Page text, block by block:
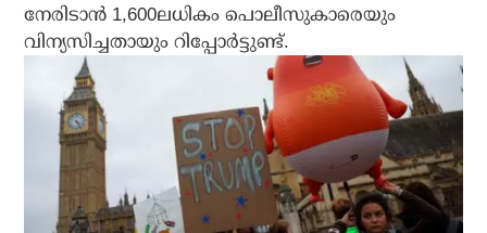
നേരിടാന്‍ 1,600ലധികം പൊലീസുകാരെയും
വിന്യസിച്ചതായും റിപ്പോര്‍ട്ടുണ്ട്.